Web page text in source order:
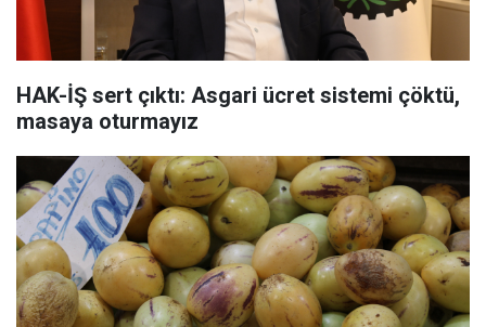
HAK-İŞ sert çıktı: Asgari ücret sistemi çöktü,
masaya oturmayız